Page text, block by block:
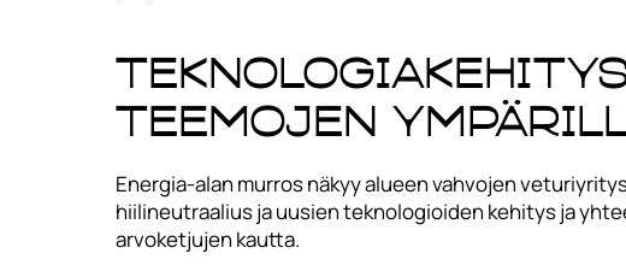
teemojen
Energia-alan murros näkyy alueen vahvojen
hiilineutraalius ja uusien teknologioiden kehitys ja
arvoketjujen kautta.